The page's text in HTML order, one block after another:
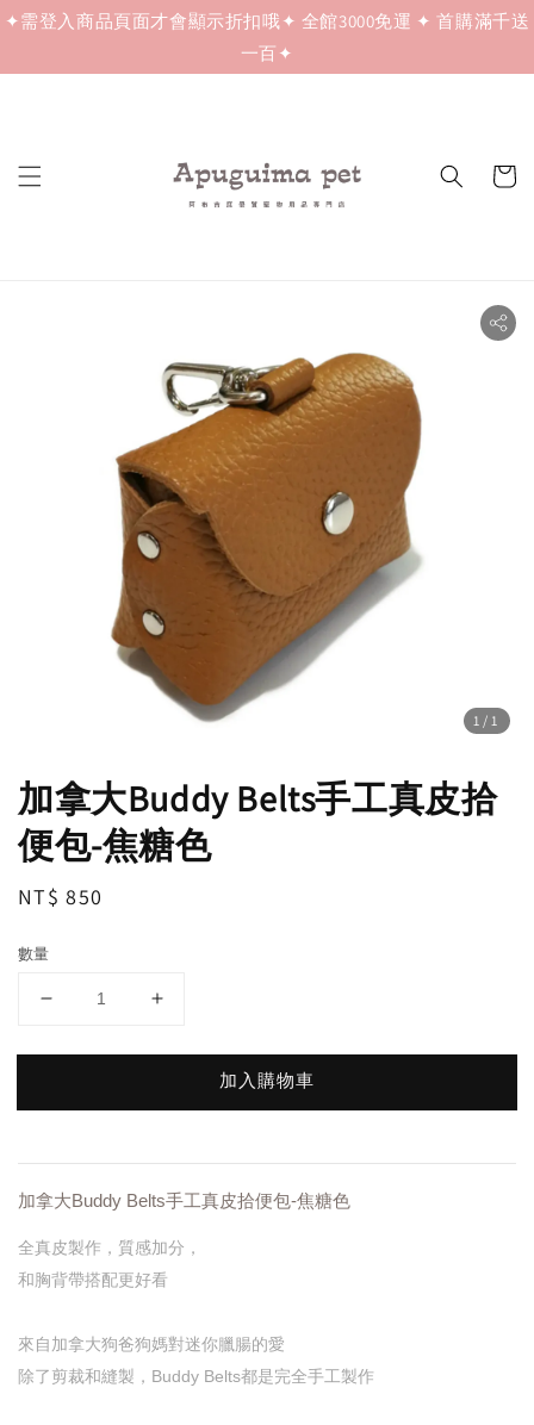
✦需登入商品頁面才會顯示折扣哦✦ 全館3000免運 ✦ 首購滿千送
一百✦
1 /1
加拿大Buddy Belts手工真皮拾
便包-焦糖色
Regular
NT$ 850
數量
加入購物車
加拿大Buddy Belts手工真皮拾便包-焦糖色
全真皮製作，質感加分，
和胸背帶搭配更好看
來自加拿大狗爸狗媽對迷你臘腸的愛
除了剪裁和縫製，Buddy Belts都是完全手工製作